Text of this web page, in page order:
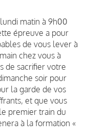
matin à 9h00
épreuve a pour
de vous lever à
chez vous à
de sacrifier votre
soir pour
la garde de vos
et que vous
premier train du
à la formation «